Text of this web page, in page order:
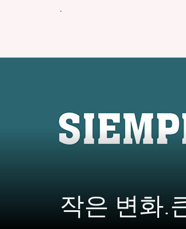
.
작은 변화.